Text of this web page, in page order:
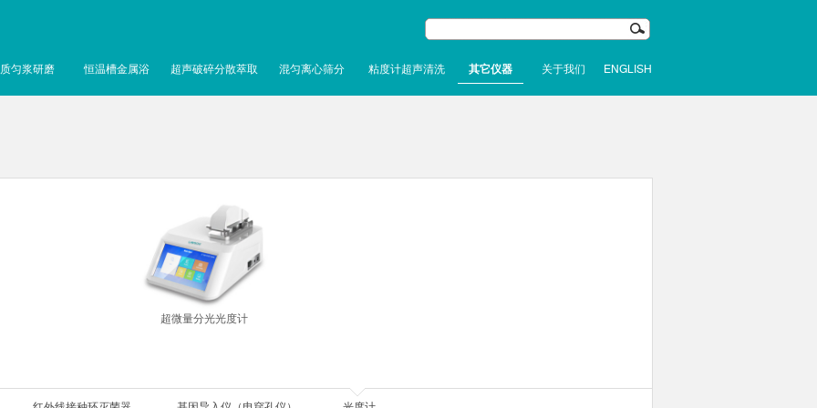
匀浆研磨 恒温槽金属浴 超声破碎分散萃取 混匀离心筛分 粘度计超声清洗 其它仪器 关于我们 ENGLISH
超微量分光光度计